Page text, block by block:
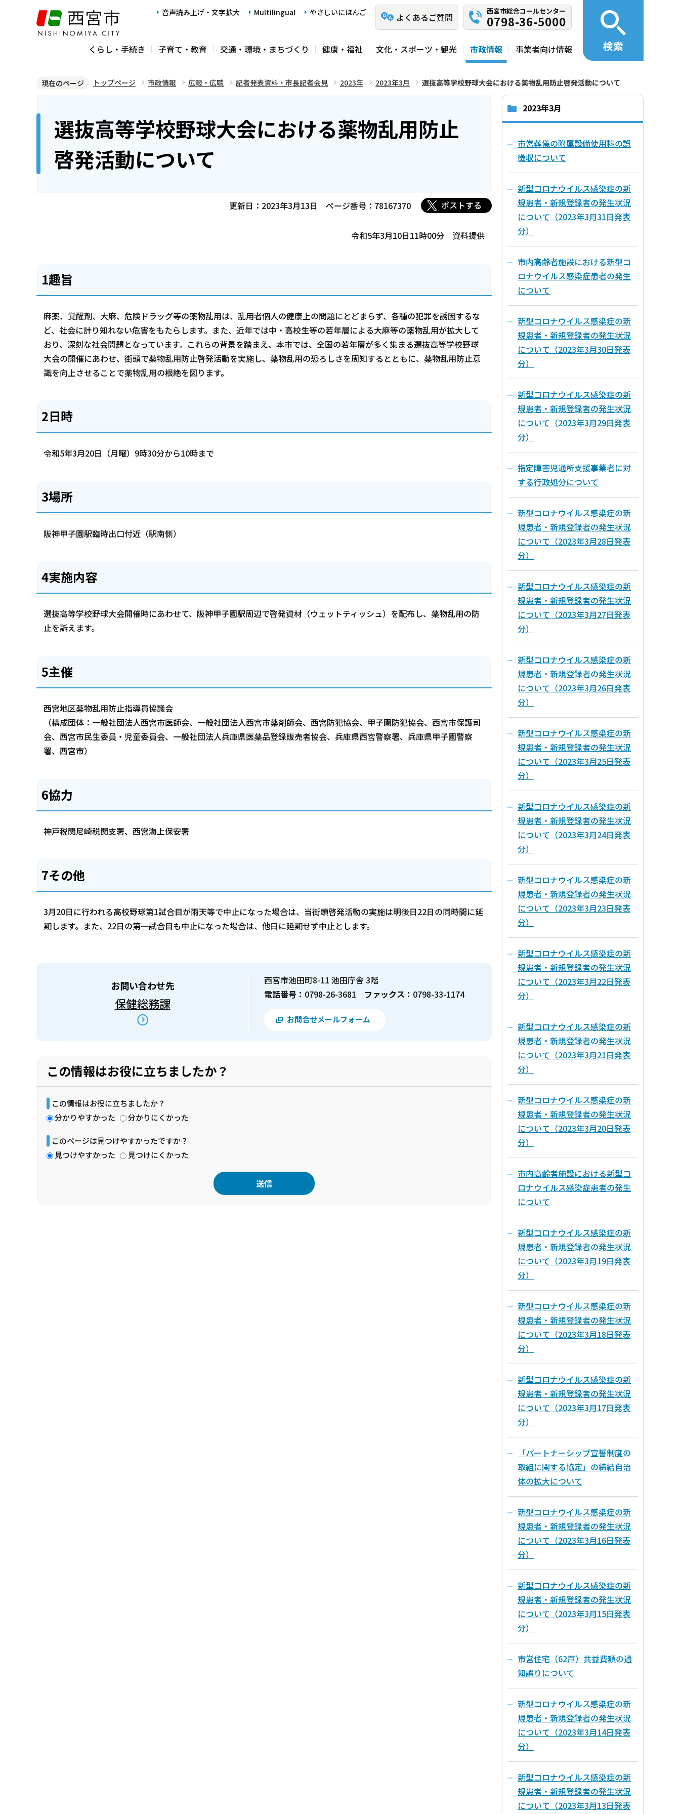
ジ
音声読み上げ・文字拡大 Multilingual やさしいにほんご よくあるご質問
西宮市総合コールセンター
0798-36-5000
くらし・手続き 子育て・教育 交通・環境・まちづくり 健康・福祉 文化・スポーツ・観光 市政情報 事業者向け情報 検索
現在のページ トップページ 市政情報 広報・広聴 記者発表資料・市長記者会見 2023年 2023年3月 選抜高等学校野球大会における薬物乱用防止啓発活動について
選抜高等学校野球大会における薬物乱用防止
啓発活動について
更新日：2023年3月13日 ページ番号：78167370 ポストする
令和5年3月10日11時00分 資料提供
1趣旨
麻薬、覚醒剤、大麻、危険ドラッグ等の薬物乱用は、乱用者個人の健康上の問題にとどまらず、各種の犯罪を誘因するな
ど、社会に計り知れない危害をもたらします。また、近年では中・高校生等の若年層による大麻等の薬物乱用が拡大して
おり、深刻な社会問題となっています。これらの背景を踏まえ、本市では、全国の若年層が多く集まる選抜高等学校野球
大会の開催にあわせ、街頭で薬物乱用防止啓発活動を実施し、薬物乱用の恐ろしさを周知するとともに、薬物乱用防止意
識を向上させることで薬物乱用の根絶を図ります。
2日時
令和5年3月20日（月曜）9時30分から10時まで
3場所
阪神甲子園駅臨時出口付近（駅南側）
4実施内容
選抜高等学校野球大会開催時にあわせて、阪神甲子園駅周辺で啓発資材（ウェットティッシュ）を配布し、薬物乱用の防
止を訴えます。
5主催
西宮地区薬物乱用防止指導員協議会
（構成団体：一般社団法人西宮市医師会、一般社団法人西宮市薬剤師会、西宮防犯協会、甲子園防犯協会、西宮市保護司
会、西宮市民生委員・児童委員会、一般社団法人兵庫県医薬品登録販売者協会、兵庫県西宮警察署、兵庫県甲子園警察
署、西宮市）
6協力
神戸税関尼崎税関支署、西宮海上保安署
7その他
3月20日に行われる高校野球第1試合目が雨天等で中止になった場合は、当街頭啓発活動の実施は明後日22日の同時間に延
期します。また、22日の第一試合目も中止になった場合は、他日に延期せず中止とします。
お問い合わせ先
保健総務課
西宮市池田町8-11 池田庁舎 3階
電話番号： 0798-26-3681 ファックス： 0798-33-1174
お問合せメールフォーム
この情報はお役に立ちましたか？
この情報はお役に立ちましたか？
分かりやすかった
分かりにくかった
このページは見つけやすかったですか？
見つけやすかった
見つけにくかった
2023年3月
市営葬儀の附属設備使用料の誤
徴収について
新型コロナウイルス感染症の新
規患者・新規登録者の発生状況
について（2023年3月31日発表
分）
市内高齢者施設における新型コ
ロナウイルス感染症患者の発生
について
新型コロナウイルス感染症の新
規患者・新規登録者の発生状況
について（2023年3月30日発表
分）
新型コロナウイルス感染症の新
規患者・新規登録者の発生状況
について（2023年3月29日発表
分）
指定障害児通所支援事業者に対
する行政処分について
新型コロナウイルス感染症の新
規患者・新規登録者の発生状況
について（2023年3月28日発表
分）
新型コロナウイルス感染症の新
規患者・新規登録者の発生状況
について（2023年3月27日発表
分）
新型コロナウイルス感染症の新
規患者・新規登録者の発生状況
について（2023年3月26日発表
分）
新型コロナウイルス感染症の新
規患者・新規登録者の発生状況
について（2023年3月25日発表
分）
新型コロナウイルス感染症の新
規患者・新規登録者の発生状況
について（2023年3月24日発表
分）
新型コロナウイルス感染症の新
規患者・新規登録者の発生状況
について（2023年3月23日発表
分）
新型コロナウイルス感染症の新
規患者・新規登録者の発生状況
について（2023年3月22日発表
分）
新型コロナウイルス感染症の新
規患者・新規登録者の発生状況
について（2023年3月21日発表
分）
新型コロナウイルス感染症の新
規患者・新規登録者の発生状況
について（2023年3月20日発表
分）
市内高齢者施設における新型コ
ロナウイルス感染症患者の発生
について
新型コロナウイルス感染症の新
規患者・新規登録者の発生状況
について（2023年3月19日発表
分）
新型コロナウイルス感染症の新
規患者・新規登録者の発生状況
について（2023年3月18日発表
分）
新型コロナウイルス感染症の新
規患者・新規登録者の発生状況
について（2023年3月17日発表
分）
「パートナーシップ宣誓制度の
取組に関する協定」の締結自治
体の拡大について
新型コロナウイルス感染症の新
規患者・新規登録者の発生状況
について（2023年3月16日発表
分）
新型コロナウイルス感染症の新
規患者・新規登録者の発生状況
について（2023年3月15日発表
分）
市営住宅（62戸）共益費額の通
知誤りについて
新型コロナウイルス感染症の新
規患者・新規登録者の発生状況
について（2023年3月14日発表
分）
新型コロナウイルス感染症の新
規患者・新規登録者の発生状況
について（2023年3月13日発表